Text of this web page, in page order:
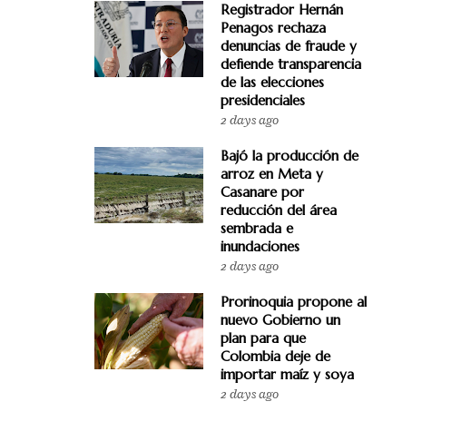
Registrador Hernán
Penagos rechaza
denuncias de fraude y
defiende transparencia
de las elecciones
presidenciales
2 days ago
Bajó la producción de
arroz en Meta y
Casanare por
reducción del área
sembrada e
inundaciones
2 days ago
Prorinoquia propone al
nuevo Gobierno un
plan para que
Colombia deje de
importar maíz y soya
2 days ago